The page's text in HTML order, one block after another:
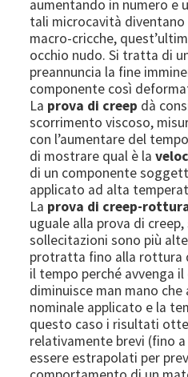
aumentando in numero e
tali microcavità diventano
macro-cricche,
occhio nudo. Si tratta di
preannuncia la fine
componente così
La prova di creep dà
scorrimento viscoso,
con l’aumentare del
di mostrare qual è la
di un componente
applicato ad alta
La prova di creep-
uguale alla prova di
sollecitazioni sono più
protratta fino alla rottura
il tempo perché avvenga
diminuisce man mano
nominale applicato e la
questo caso i risultati
relativamente brevi (fino
essere estrapolati per